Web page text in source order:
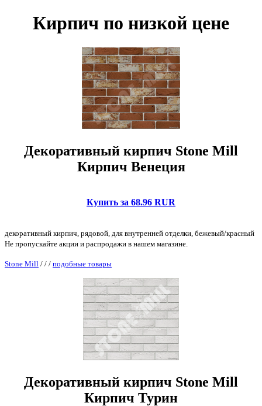
Кирпич по низкой цене
Декоративный кирпич Stone Mill
Кирпич Венеция
Купить за 68.96 RUR
декоративный кирпич, рядовой, для внутренней отделки, бежевый/красный
Не пропускайте акции и распродажи в нашем магазине.
Stone Mill / / / подобные товары
Декоративный кирпич Stone Mill
Кирпич Турин